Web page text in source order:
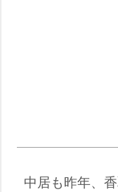
中居も昨年、